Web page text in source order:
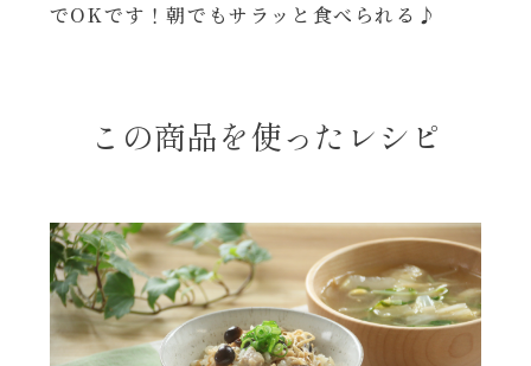
でOKです！朝でもサラッと食べられる♪
この商品を使ったレシピ